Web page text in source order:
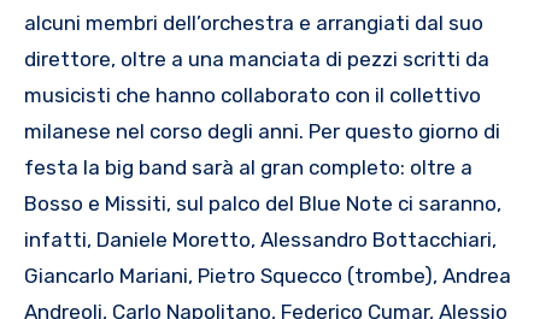
alcuni membri dell’orchestra e arrangiati dal suo
direttore, oltre a una manciata di pezzi scritti da
musicisti che hanno collaborato con il collettivo
milanese nel corso degli anni. Per questo giorno di
festa la big band sarà al gran completo: oltre a
Bosso e Missiti, sul palco del Blue Note ci saranno,
infatti, Daniele Moretto, Alessandro Bottacchiari,
Giancarlo Mariani, Pietro Squecco (trombe), Andrea
Andreoli, Carlo Napolitano, Federico Cumar, Alessio